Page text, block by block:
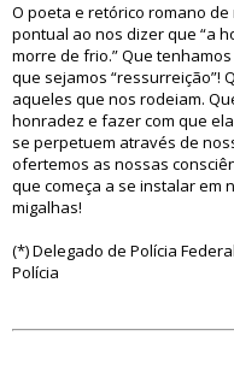
O poeta e retórico romano de
pontual ao nos dizer que “a
morre de frio.” Que
que sejamos “ressurreição”!
aqueles que nos rodeiam.
honradez e fazer com que
se perpetuem através de
ofertemos as nossas
que começa a se instalar em
migalhas!
(*) Delegado de Polícia
Polícia